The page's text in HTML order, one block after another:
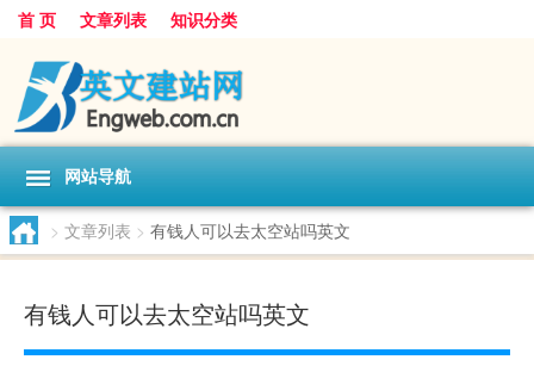
首 页 文章列表 知识分类
网站导航
> 文章列表 > 有钱人可以去太空站吗英文
有钱人可以去太空站吗英文